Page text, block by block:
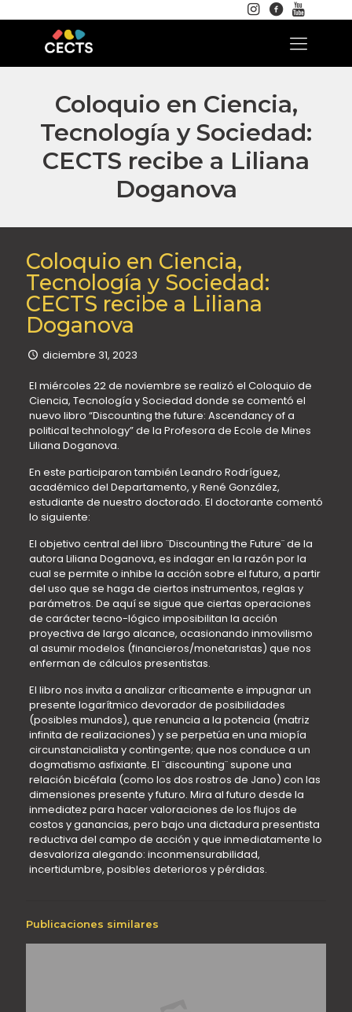
Coloquio en Ciencia,
Tecnología y Sociedad:
CECTS recibe a Liliana
Doganova
Coloquio en Ciencia,
Tecnología y Sociedad:
CECTS recibe a Liliana
Doganova
diciembre 31, 2023
El miércoles 22 de noviembre se realizó el Coloquio de
Ciencia, Tecnología y Sociedad donde se comentó el
nuevo libro “Discounting the future: Ascendancy of a
political technology” de la Profesora de Ecole de Mines
Liliana Doganova.
En este participaron también Leandro Rodríguez,
académico del Departamento, y René González,
estudiante de nuestro doctorado. El doctorante comentó
lo siguiente:
El objetivo central del libro ¨Discounting the Future¨ de la
autora Liliana Doganova, es indagar en la razón por la
cual se permite o inhibe la acción sobre el futuro, a partir
del uso que se haga de ciertos instrumentos, reglas y
parámetros. De aquí se sigue que ciertas operaciones
de carácter tecno-lógico imposibilitan la acción
proyectiva de largo alcance, ocasionando inmovilismo
al asumir modelos (financieros/monetaristas) que nos
enferman de cálculos presentistas.
El libro nos invita a analizar críticamente e impugnar un
presente logarítmico devorador de posibilidades
(posibles mundos), que renuncia a la potencia (matriz
infinita de realizaciones) y se perpetúa en una miopía
circunstancialista y contingente; que nos conduce a un
dogmatismo asfixiante. El ¨discounting¨ supone una
relación bicéfala (como los dos rostros de Jano) con las
dimensiones presente y futuro. Mira al futuro desde la
inmediatez para hacer valoraciones de los flujos de
costos y ganancias, pero bajo una dictadura presentista
reductiva del campo de acción y que inmediatamente lo
desvaloriza alegando: inconmensurabilidad,
incertidumbre, posibles deterioros y pérdidas.
Publicaciones similares